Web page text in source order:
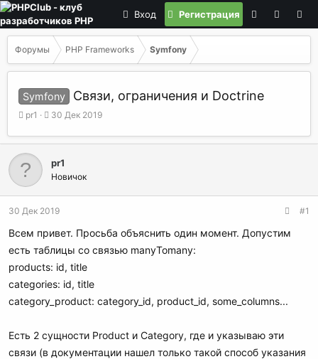
Вход Регистрация
Форумы PHP Frameworks Symfony
Symfony Связи, ограничения и Doctrine
А
т
о
р
т
ы
pr1
Д
т
н
а
л
а
30 Дек 2019
pr1
Новичок
30 Дек 2019 #1
Всем привет. Просьба объяснить один момент. Допустим
есть таблицы со связью manyTomany:
products: id, title
categories: id, title
category_product: category_id, product_id, some_columns...
Есть 2 сущности Product и Category, где и указываю эти
связи (в документации нашел только такой способ указания